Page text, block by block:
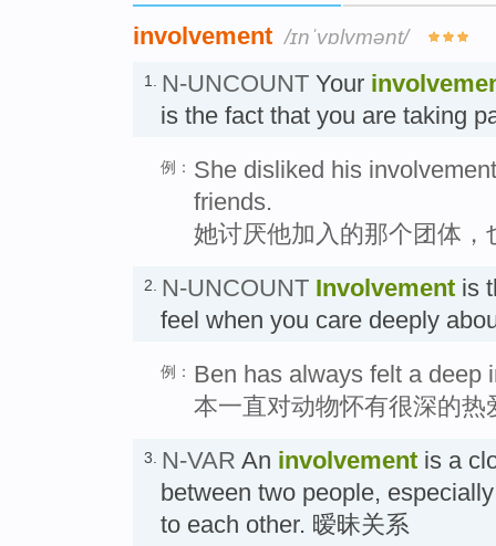
involvement /ɪnˈvɒlvmənt/
1. N-UNCOUNT Your
is the fact that you are taking
例： She disliked his
friends.
她讨厌他加入的那个团体
2. N-UNCOUNT Involvement is
feel when you care deeply
例： Ben has always felt a deep
本一直对动物怀有很深的热
3. N-VAR An involvement is a
between two people,
to each other. 暧昧关系